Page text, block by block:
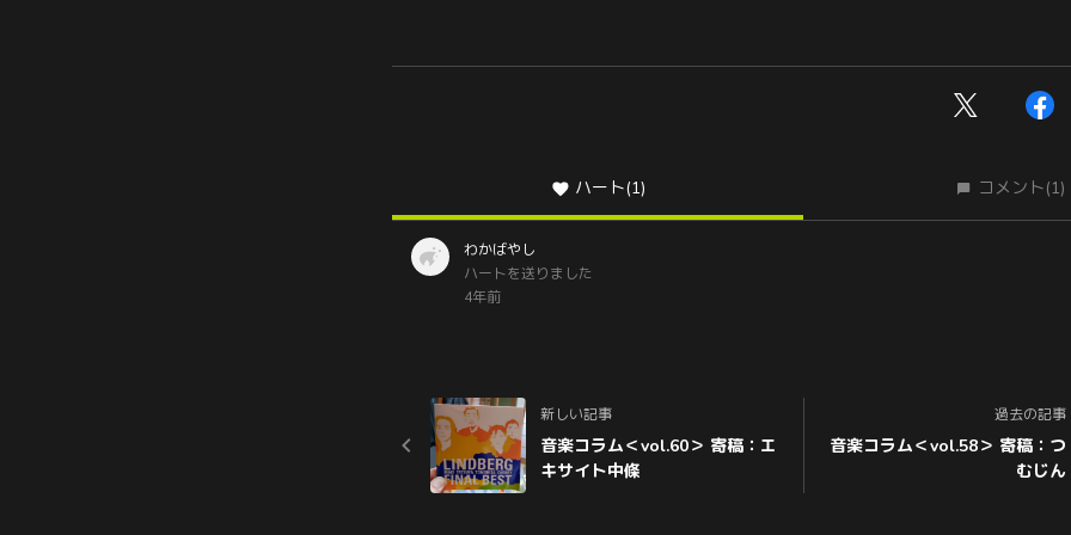
ハート(1) コメント(1)
わかばやし
ハートを送りました
4年前
新しい記事
音楽コラム＜vol.60＞ 寄稿：エ
キサイト中條
過去の記事
音楽コラム＜vol.58＞ 寄稿：つ
むじん